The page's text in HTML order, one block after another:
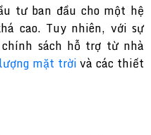
tư ban đầu cho một hệ
cao. Tuy nhiên, với sự
sách hỗ trợ từ nhà
mặt trờivà các thiết